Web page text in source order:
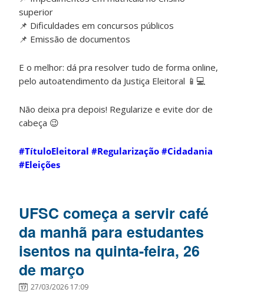
superior
📌 Dificuldades em concursos públicos
📌 Emissão de documentos
E o melhor: dá pra resolver tudo de forma online,
pelo autoatendimento da Justiça Eleitoral 📱💻
Não deixa pra depois! Regularize e evite dor de
cabeça 😉
#TítuloEleitoral #Regularização #Cidadania
#Eleições
UFSC começa a servir café
da manhã para estudantes
isentos na quinta-feira, 26
de março
27/03/2026 17:09